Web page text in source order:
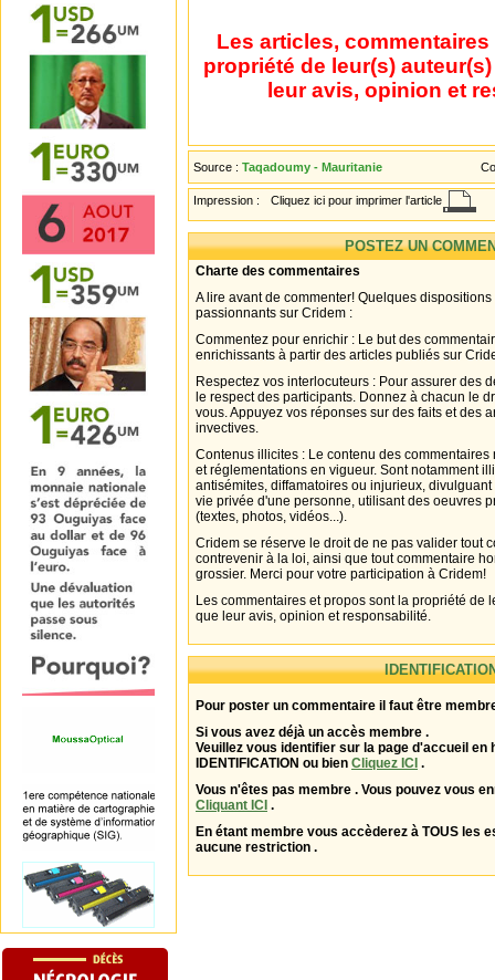
Les articles,
propriété de leur(s)
leur avis, opinion et
Source : Taqadoumy - Mauritanie
Impression : Cliquez ici pour imprimer l'article
POSTEZ UN
Charte des commentaires
A lire avant de commenter! Quelques
passionnants sur Cridem :
Commentez pour enrichir : Le but des
enrichissants à partir des articles publiés sur
Respectez vos interlocuteurs : Pour assurer des
le respect des participants. Donnez à chacun le
vous. Appuyez vos réponses sur des faits et des
invectives.
Contenus illicites : Le contenu des
et réglementations en vigueur. Sont notamment
antisémites, diffamatoires ou injurieux,
vie privée d'une personne, utilisant des oeuvres
(textes, photos, vidéos...).
Cridem se réserve le droit de ne pas valider tout
contrevenir à la loi, ainsi que tout commentaire
grossier. Merci pour votre participation à Cridem!
Les commentaires et propos sont la propriété de
que leur avis, opinion et responsabilité.
Pour poster un commentaire il faut être
Si vous avez déjà un accès membre .
Veuillez vous identifier sur la page d'accueil en
IDENTIFICATION ou bien Cliquez ICI .
Vous n'êtes pas membre . Vous pouvez vous
Cliquant ICI .
En étant membre vous accèderez à TOUS les
aucune restriction .